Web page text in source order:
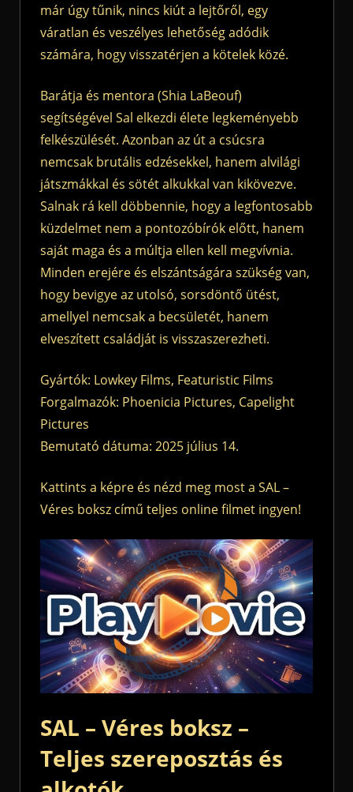
már úgy tűnik, nincs kiút a lejtőről, egy
váratlan és veszélyes lehetőség adódik
számára, hogy visszatérjen a kötelek közé.
Barátja és mentora (Shia LaBeouf)
segítségével Sal elkezdi élete legkeményebb
felkészülését. Azonban az út a csúcsra
nemcsak brutális edzésekkel, hanem alvilági
játszmákkal és sötét alkukkal van kikövezve.
Salnak rá kell döbbennie, hogy a legfontosabb
küzdelmet nem a pontozóbírók előtt, hanem
saját maga és a múltja ellen kell megvívnia.
Minden erejére és elszántságára szükség van,
hogy bevigye az utolsó, sorsdöntő ütést,
amellyel nemcsak a becsületét, hanem
elveszített családját is visszaszerezheti.
Gyártók: Lowkey Films, Featuristic Films
Forgalmazók: Phoenicia Pictures, Capelight
Pictures
Bemutató dátuma: 2025 július 14.
Kattints a képre és nézd meg most a SAL –
Véres boksz című teljes online filmet ingyen!
SAL – Véres boksz –
Teljes szereposztás és